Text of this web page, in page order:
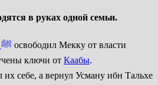
в руках одной семьи.
ﷺ освободил Мекку от власти
ключи от Каабы.
их себе, а вернул Усману ибн Тальхе